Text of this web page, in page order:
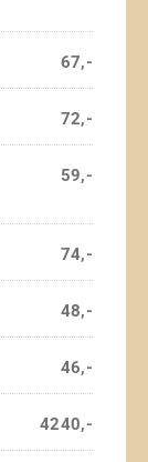
67,-
72,-
59,-
74,-
48,-
46,-
4240,-